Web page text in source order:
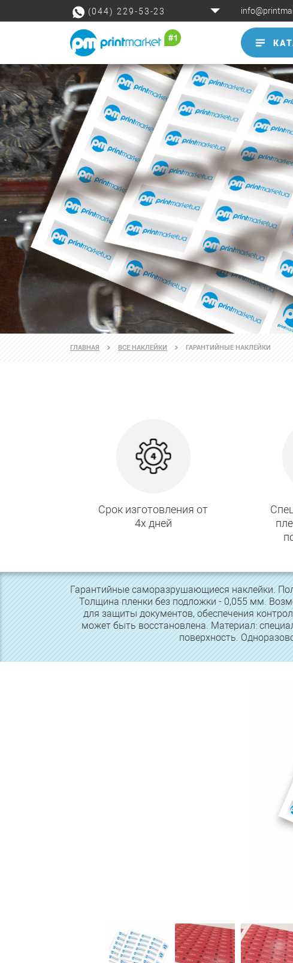
(044) 229-53-23
ГЛАВНАЯ ВСЕ НАКЛЕЙКИ ГАРАНТИЙНЫЕ НАКЛЕЙКИ
Срок изготовления от
4х дней
Гарантийные саморазрушающиеся наклейки.
Толщина пленки без подложки - 0,055 мм.
для защиты документов, обеспечения
может быть восстановлена. Материал:
поверхность.